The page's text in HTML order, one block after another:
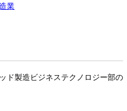
業
ド製造ビジネステクノロジー部の